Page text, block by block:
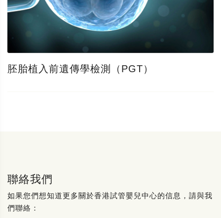
胚胎植入前遺傳學檢測（PGT）
聯絡我們
如果您們想知道更多關於香港試管嬰兒中心的信息，請與我
們聯絡：